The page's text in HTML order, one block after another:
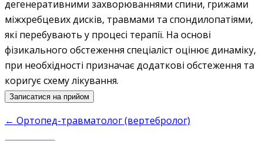
дегенеративними захворюваннями спини, грижами
міжхребцевих дисків, травмами та спондилопатіями,
які перебувають у процесі терапії. На основі
фізикального обстеження спеціаліст оцінює динаміку,
при необхідності призначає додаткові обстеження та
коригує схему лікування.
Записатися на прийом
← Ортопед-травматолог (вертебролог)